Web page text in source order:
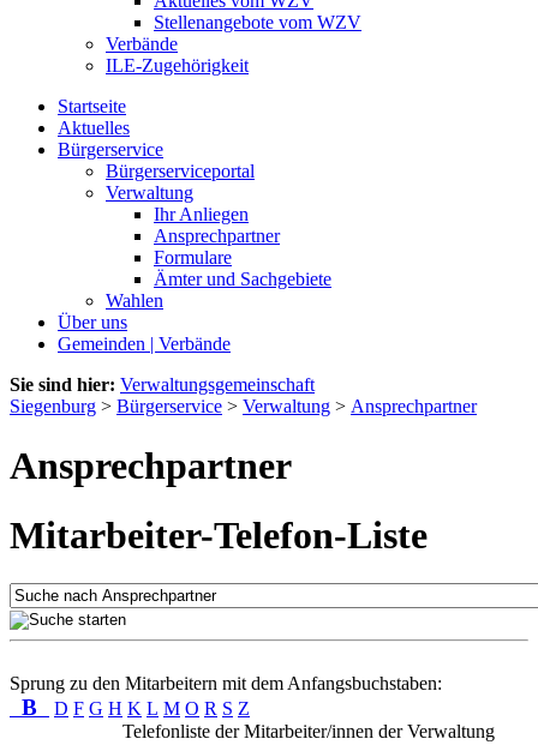
Stellenangebote vom WZV
Verbände
ILE-Zugehörigkeit
Startseite
Aktuelles
Bürgerservice
Bürgerserviceportal
Verwaltung
Ihr Anliegen
Ansprechpartner
Formulare
Ämter und Sachgebiete
Wahlen
Über uns
Gemeinden | Verbände
Sie sind hier: Verwaltungsgemeinschaft
Siegenburg > Bürgerservice > Verwaltung > Ansprechpartner
Ansprechpartner
Mitarbeiter-Telefon-Liste
Sprung zu den Mitarbeitern mit dem Anfangsbuchstaben:
B D F G H K L M O R S Z
Telefonliste der Mitarbeiter/innen der Verwaltung